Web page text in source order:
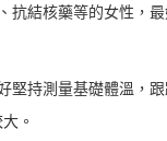
結核藥等的女性，
持測量基礎體溫，
。